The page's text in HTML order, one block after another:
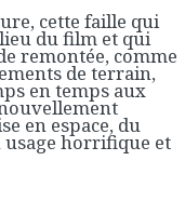
cette faille qui
du film et qui
remontée, comme
de terrain,
en temps aux
en espace, du
usage horrifique et